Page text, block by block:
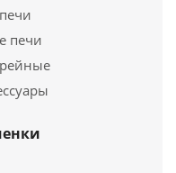
D140S
печи